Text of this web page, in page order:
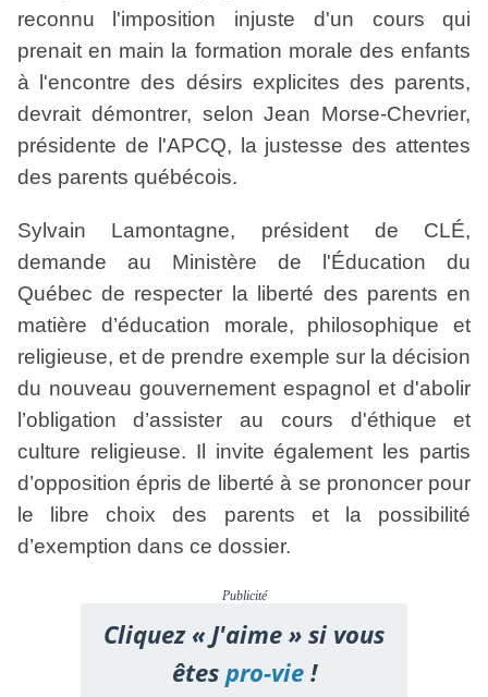
reconnu l'imposition injuste d'un cours qui
prenait en main la formation morale des enfants
à l'encontre des désirs explicites des parents,
devrait démontrer, selon Jean Morse-Chevrier,
présidente de l'APCQ, la justesse des attentes
des parents québécois.
Sylvain Lamontagne, président de CLÉ,
demande au Ministère de l'Éducation du
Québec de respecter la liberté des parents en
matière d’éducation morale, philosophique et
religieuse, et de prendre exemple sur la décision
du nouveau gouvernement espagnol et d'abolir
l’obligation d’assister au cours d'éthique et
culture religieuse. Il invite également les partis
d’opposition épris de liberté à se prononcer pour
le libre choix des parents et la possibilité
d’exemption dans ce dossier.
Publicité
Cliquez « J'aime » si vous
êtespro-vie!